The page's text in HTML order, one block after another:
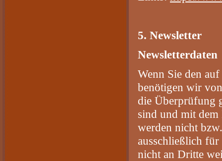
5. Newsletter
Newsletterdaten
Wenn Sie den
benötigen wir
die Überprüfung
sind und mit dem
werden nicht
ausschließlich für
nicht an Dritte